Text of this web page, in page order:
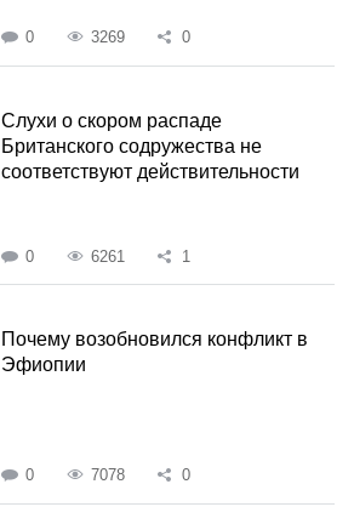
0 3269 0
Слухи о скором распаде
Британского содружества не
соответствуют действительности
0 6261 1
Почему возобновился конфликт в
Эфиопии
0 7078 0